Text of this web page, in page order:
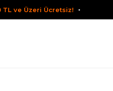
TL ve Üzeri Ücretsiz!